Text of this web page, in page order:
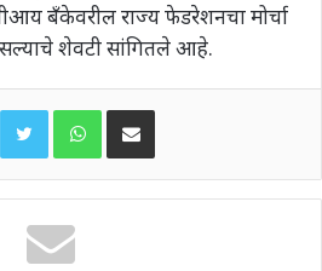
बँकेवरील राज्य फेडरेशनचा मोर्चा
शेवटी सांगितले आहे.
WhatsAppShare via Email